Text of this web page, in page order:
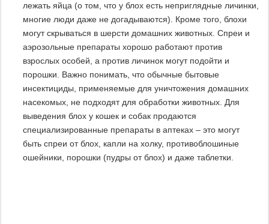
лежать яйца (о том, что у блох есть неприглядные личинки,
многие люди даже не догадываются). Кроме того, блохи
могут скрываться в шерсти домашних животных. Спреи и
аэрозольные препараты хорошо работают против
взрослых особей, а против личинок могут подойти и
порошки. Важно понимать, что обычные бытовые
инсектициды, применяемые для уничтожения домашних
насекомых, не подходят для обработки животных. Для
выведения блох у кошек и собак продаются
специализированные препараты в аптеках – это могут
быть спреи от блох, капли на холку, противоблошиные
ошейники, порошки (пудры от блох) и даже таблетки.